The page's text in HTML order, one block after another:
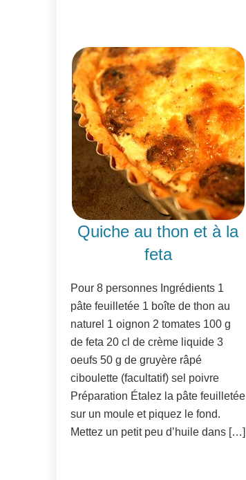
Quiche au thon et à la
feta
Pour 8 personnes Ingrédients 1
pâte feuilletée 1 boîte de thon au
naturel 1 oignon 2 tomates 100 g
de feta 20 cl de crème liquide 3
oeufs 50 g de gruyère râpé
ciboulette (facultatif) sel poivre
Préparation Étalez la pâte feuilletée
sur un moule et piquez le fond.
Mettez un petit peu d’huile dans […]